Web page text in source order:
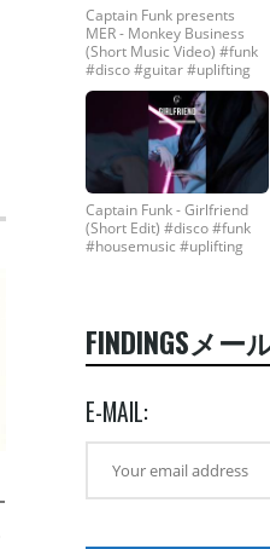
Captain Funk presents
MER - Monkey Business
(Short Music Video) #funk
#disco #guitar #uplifting
Captain Funk - Girlfriend
(Short Edit) #disco #funk
#housemusic #uplifting
FINDINGSメー
E-MAIL: